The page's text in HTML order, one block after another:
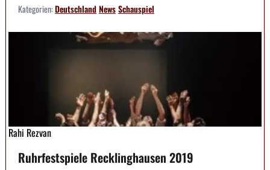
Kategorien:DeutschlandNewsSchauspiel
Rahi Rezvan
Ruhrfestspiele Recklinghausen 2019